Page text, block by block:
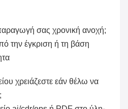
σας χρονική ανοχή;
την έγκριση ή τη βάση
χρειάζεστε εάν θέλω να